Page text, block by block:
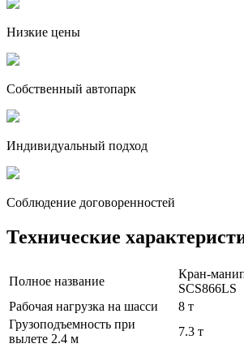
Низкие цены
Собственный автопарк
Индивидуальный подход
Соблюдение договоренностей
Технические
Полное название
Кран-
SCS866LS
Рабочая нагрузка на шасси
8 т
Грузоподъемность при
вылете 2.4 м
7.3 т